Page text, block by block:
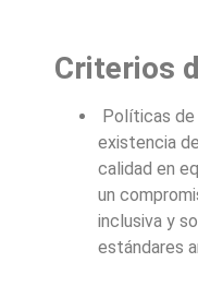
Criterios
Políticas de
existencia
calidad en
un
inclusiva y
estándares